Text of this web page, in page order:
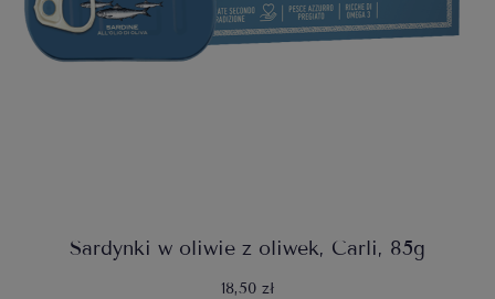
Sardynki w oliwie z oliwek, Carli, 85g
18,50 zł